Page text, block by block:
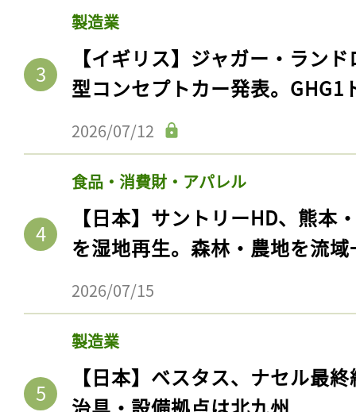
製造業
【イギリス】ジャガー・ラン
型コンセプトカー発表。GHG1
2026/07/12
食品・消費財・アパレル
【日本】サントリーHD、熊本
を湿地再生。森林・農地を流
2026/07/15
製造業
【日本】ベスタス、ナセル最